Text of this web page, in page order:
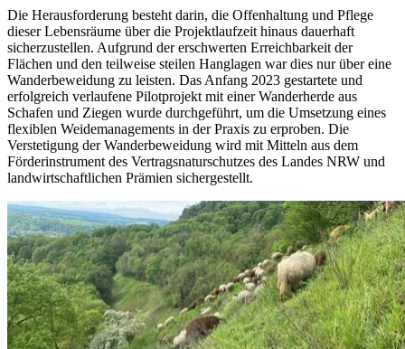
Die Herausforderung besteht darin, die Offenhaltung und Pflege
dieser Lebensräume über die Projektlaufzeit hinaus dauerhaft
sicherzustellen. Aufgrund der erschwerten Erreichbarkeit der
Flächen und den teilweise steilen Hanglagen war dies nur über eine
Wanderbeweidung zu leisten. Das Anfang 2023 gestartete und
erfolgreich verlaufene Pilotprojekt mit einer Wanderherde aus
Schafen und Ziegen wurde durchgeführt, um die Umsetzung eines
flexiblen Weidemanagements in der Praxis zu erproben. Die
Verstetigung der Wanderbeweidung wird mit Mitteln aus dem
Förderinstrument des Vertragsnaturschutzes des Landes NRW und
landwirtschaftlichen Prämien sichergestellt.